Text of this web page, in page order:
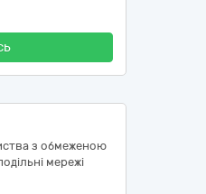
з обмеженою
мережі